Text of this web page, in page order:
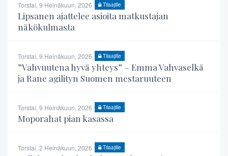
Torstai, 9 Heinäkuun, 2026 Tilaajille
Lipsanen ajattelee asioita matkustajan
näkökulmasta
Torstai, 9 Heinäkuun, 2026 Tilaajille
”Vahvuutena hyvä yhteys” – Emma Vahvaselkä
ja Rane agilityn Suomen mestaruuteen
Torstai, 9 Heinäkuun, 2026 Tilaajille
Moporahat pian kasassa
Torstai, 2 Heinäkuun, 2026 Tilaajille